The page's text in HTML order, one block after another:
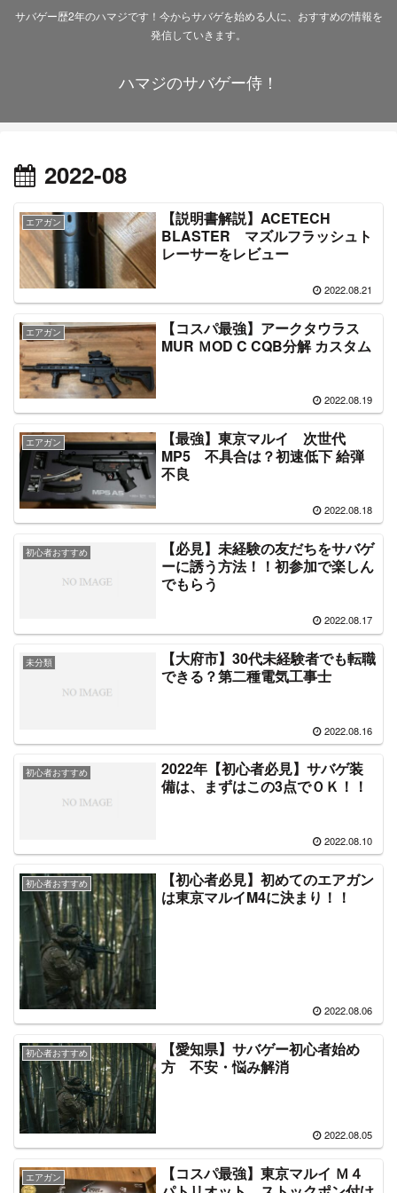
サバゲー歴2年のハマジです！今からサバゲを始める人に、おすすめの情報を
発信していきます。
ハマジのサバゲー侍！
2022-08
エアガン
【説明書解説】ACETECH
BLASTER マズルフラッシュト
レーサーをレビュー
2022.08.21
エアガン
【コスパ最強】アークタウラス
MUR ＭOD C CQB分解 カスタム
2022.08.19
エアガン
【最強】東京マルイ 次世代
MP5 不具合は？初速低下 給弾
不良
2022.08.18
初心者おすすめ
【必見】未経験の友だちをサバゲ
ーに誘う方法！！初参加で楽しん
でもらう
2022.08.17
未分類
【大府市】30代未経験者でも転職
できる？第二種電気工事士
2022.08.16
初心者おすすめ
2022年【初心者必見】サバゲ装
備は、まずはこの3点でＯＫ！！
2022.08.10
初心者おすすめ
【初心者必見】初めてのエアガン
は東京マルイM4に決まり！！
2022.08.06
初心者おすすめ
【愛知県】サバゲー初心者始め
方 不安・悩み解消
2022.08.05
エアガン
【コスパ最強】東京マルイ Ｍ４